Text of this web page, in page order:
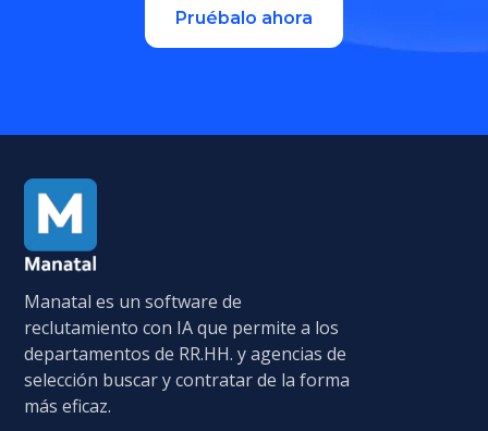
Pruébalo ahora
Manatal es un software de
reclutamiento con IA que permite a los
departamentos de RR.HH. y agencias de
selección buscar y contratar de la forma
más eficaz.